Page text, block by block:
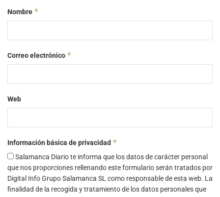
Nombre *
Correo electrónico *
Web
Información básica de privacidad *
Salamanca Diario te informa que los datos de carácter personal
que nos proporciones rellenando este formulario serán tratados por
Digital Info Grupo Salamanca SL como responsable de esta web. La
finalidad de la recogida y tratamiento de los datos personales que